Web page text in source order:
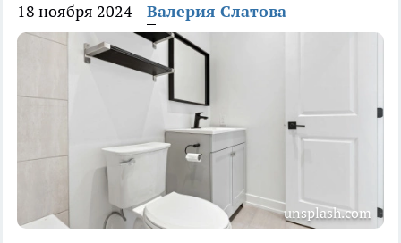
18 ноября 2024 Валерия Слатова
unsplash.com